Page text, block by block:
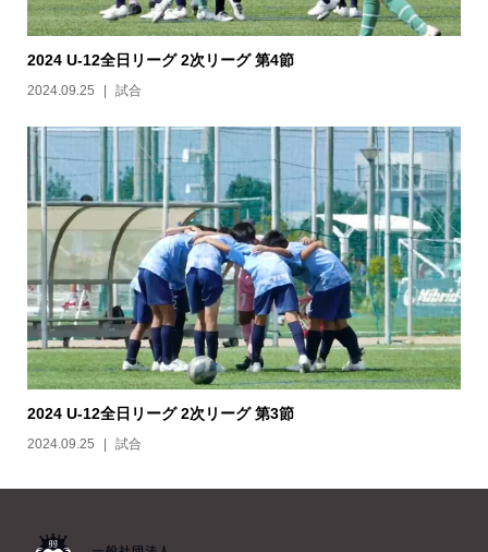
2024 U-12全日リーグ 2次リーグ 第4節
2024.09.25 試合
2024 U-12全日リーグ 2次リーグ 第3節
2024.09.25 試合